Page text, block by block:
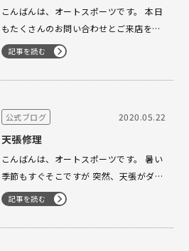
こんばんは、オートスポーツです。 本日
もたくさんのお問い合わせとご来店を頂
きました。ありがとうございます
中には、オートスポーツのショールーム
に N様がいらっしゃいました。 お久しぶ
お写真を頂きブログに使わせて…
記事を読む
公式ブログ 2020.05.22
天張修理
こんばんは、オートスポーツです。 暑い
季節もすぐそこですが 突然、天張がダラ
ーンと垂れてきてしまたり ございません
か？ 先日、車検にてお預かりさせて頂き
ましたが 天張がダラーンと落ちてきて再
記事を読む